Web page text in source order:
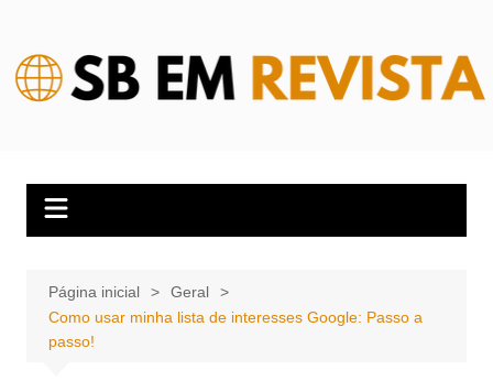
conteúdo
Página inicial
Geral
Como usar minha lista de interesses Google: Passo a
passo!